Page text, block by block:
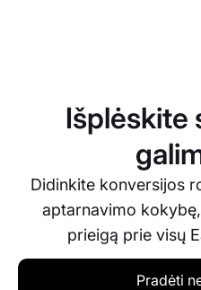
Išplėskite
Didinkite konversijos
aptarnavimo
prieigą prie visų
Pradėti